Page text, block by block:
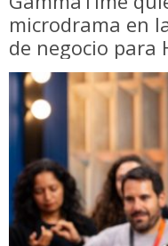
microdrama en
de negocio para